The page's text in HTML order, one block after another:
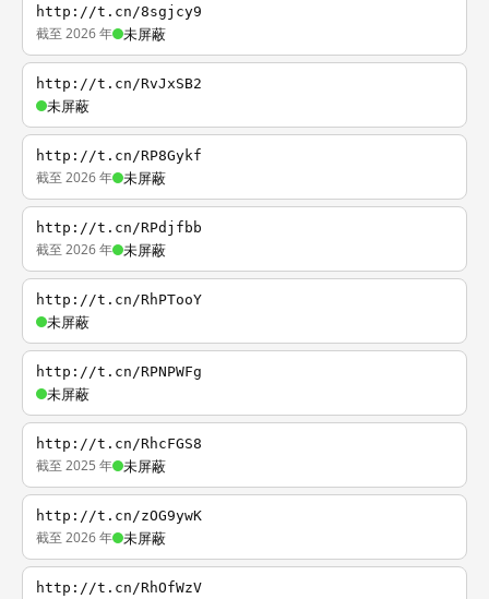
http://t.cn/8sgjcy9
截至 2026 年 未屏蔽
http://t.cn/RvJxSB2
未屏蔽
http://t.cn/RP8Gykf
截至 2026 年 未屏蔽
http://t.cn/RPdjfbb
截至 2026 年 未屏蔽
http://t.cn/RhPTooY
未屏蔽
http://t.cn/RPNPWFg
未屏蔽
http://t.cn/RhcFGS8
截至 2025 年 未屏蔽
http://t.cn/zOG9ywK
截至 2026 年 未屏蔽
http://t.cn/RhOfWzV